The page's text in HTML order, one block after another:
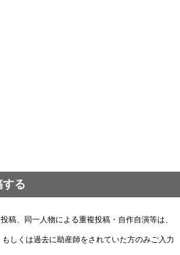
る
稿、同一人物による重複投稿・自作自演等は、
しくは過去に助産師をされていた方のみご入力